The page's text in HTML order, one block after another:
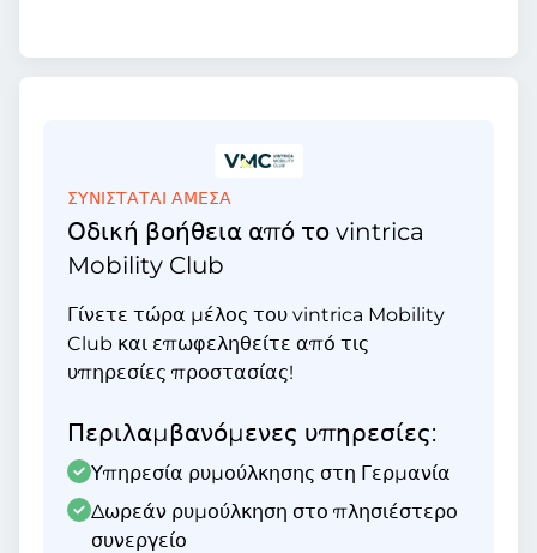
ΣΥΝΙΣΤΑΤΑΙ ΑΜΕΣΑ
Οδική βοήθεια από το vintrica
Mobility Club
Γίνετε τώρα μέλος του vintrica Mobility
Club και επωφεληθείτε από τις
υπηρεσίες προστασίας!
Περιλαμβανόμενες υπηρεσίες:
Υπηρεσία ρυμούλκησης στη Γερμανία
Δωρεάν ρυμούλκηση στο πλησιέστερο
συνεργείο